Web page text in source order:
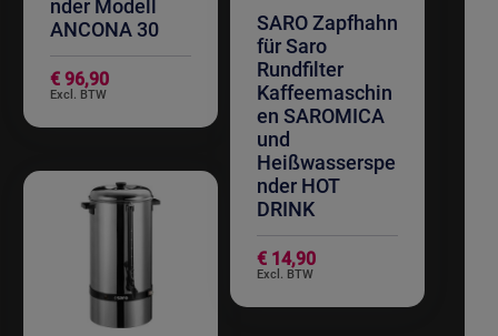
nder Modell
ANCONA 30
€ 96,90
SARO Zapfhahn
für Saro
Rundfilter
Kaffeemaschin
en SAROMICA
und
Heißwasserspe
nder HOT
DRINK
€ 14,90